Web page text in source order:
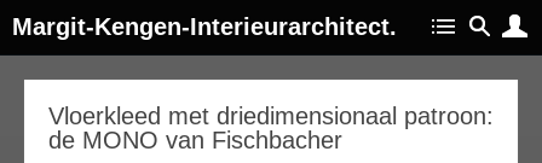
Margit-Kengen-Interieurarchitect.
Vloerkleed met driedimensionaal patroon:
de MONO van Fischbacher